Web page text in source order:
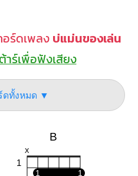
ร์ดเพลง บ่แม่นของเล่น
ร์เพื่อฟังเสียง
ดทั้งหมด ▼
B
X
1
1 1